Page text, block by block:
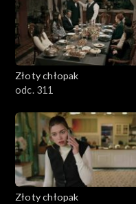
Złoty chłopak
odc. 311
Złoty chłopak